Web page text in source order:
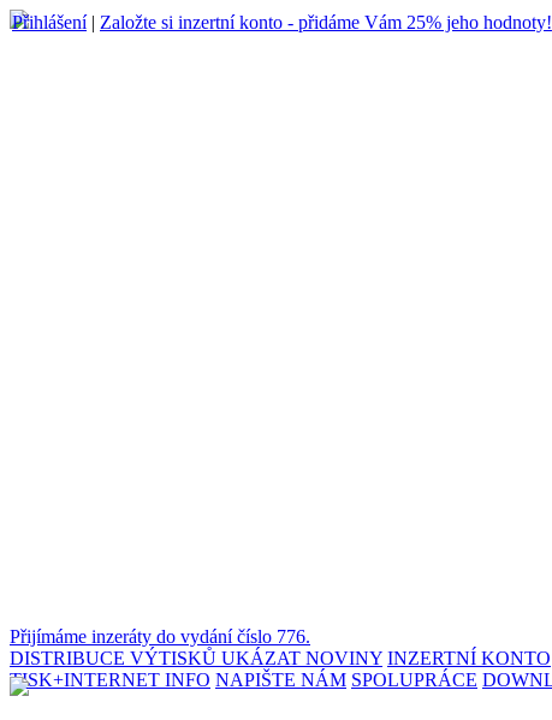
Přihlášení| Založte si inzertní konto - přidáme Vám 25% jeho hodnoty!
Přijímáme inzeráty do vydání číslo 776.
DISTRIBUCE VÝTISKŮ UKÁZAT NOVINY INZERTNÍ KONTO
TISK+INTERNET INFO NAPIŠTE NÁM SPOLUPRÁCE